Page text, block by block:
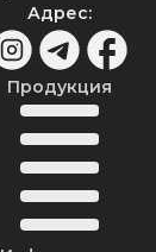
Адрес:
Продукция